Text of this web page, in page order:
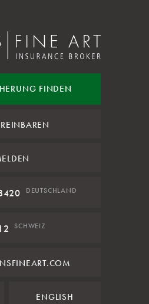
FINDEN
DEUTSCHLAND
SCHWEIZ
ENGLISH